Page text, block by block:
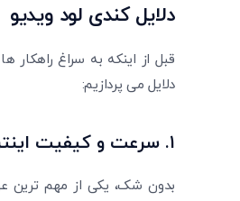
دلایل کندی لود ویدیو
قبل از اینکه به سراغ راهکار
دلایل می ‌پردازیم:
۱. سرعت و کیفیت
بدون شک، یکی از مهم ‌ترین